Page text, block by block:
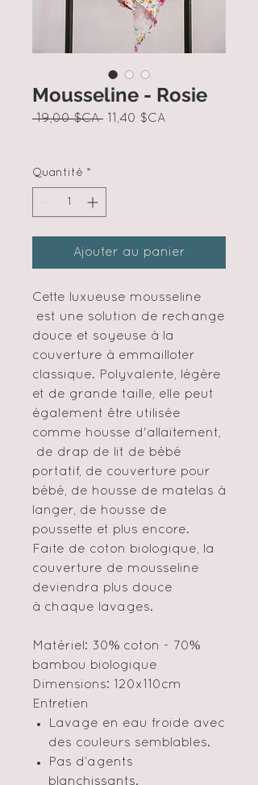
Mousseline - Rosie
19,00 $CA Prix
11,40 $CA
Quantité *
Ajouter au panier
Cette luxueuse mousseline
est une solution de rechange
douce et soyeuse à la
couverture à emmailloter
classique. Polyvalente, légère
et de grande taille, elle peut
également être utilisée
comme housse d'allaitement,
de drap de lit de bébé
portatif, de couverture pour
bébé, de housse de matelas à
langer, de housse de
poussette et plus encore.
Faite de coton biologique, la
couverture de mousseline
deviendra plus douce
à chaque lavages.
Matériel: 30% coton - 70%
bambou biologique
Dimensions: 120x110cm
Entretien
Lavage en eau froide avec
des couleurs semblables.
Pas d’agents
blanchissants.